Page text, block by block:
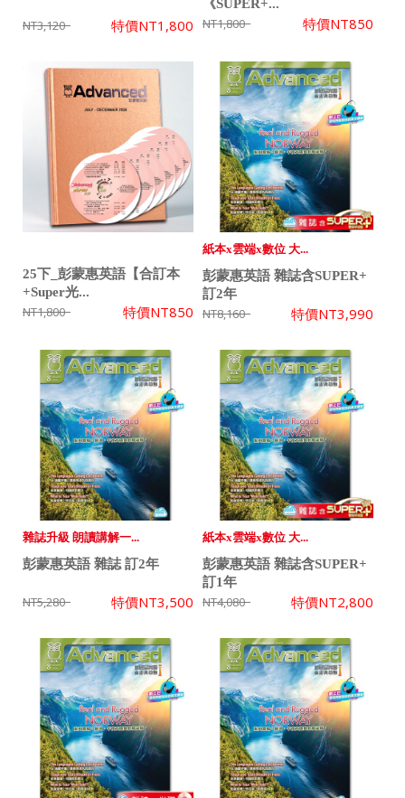
NT3,120 特價NT1,800
《SUPER+...
NT1,800 特價NT850
25下_彭蒙惠英語【合訂本
+Super光...
NT1,800 特價NT850
紙本x雲端x數位 大...
彭蒙惠英語 雜誌含SUPER+
訂2年
NT8,160 特價NT3,990
雜誌升級 朗讀講解一...
彭蒙惠英語 雜誌 訂2年
NT5,280 特價NT3,500
紙本x雲端x數位 大...
彭蒙惠英語 雜誌含SUPER+
訂1年
NT4,080 特價NT2,800